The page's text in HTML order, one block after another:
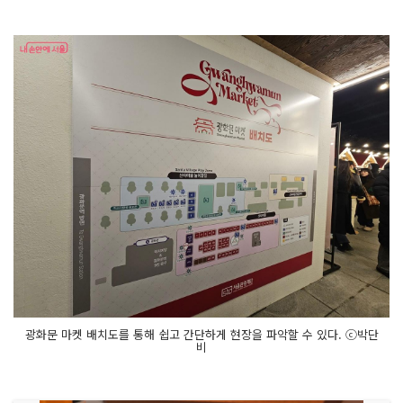
광화문 마켓 배치도를 통해 쉽고 간단하게 현장을 파악할 수 있다. ⓒ박단
비